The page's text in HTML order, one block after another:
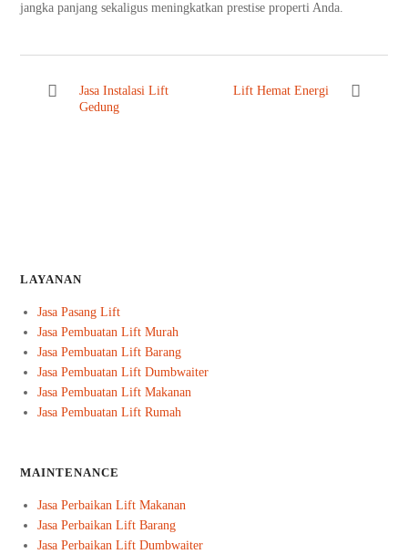
jangka panjang sekaligus meningkatkan prestise properti Anda.
Jasa Instalasi Lift
Gedung
Lift Hemat Energi
LAYANAN
Jasa Pasang Lift
Jasa Pembuatan Lift Murah
Jasa Pembuatan Lift Barang
Jasa Pembuatan Lift Dumbwaiter
Jasa Pembuatan Lift Makanan
Jasa Pembuatan Lift Rumah
MAINTENANCE
Jasa Perbaikan Lift Makanan
Jasa Perbaikan Lift Barang
Jasa Perbaikan Lift Dumbwaiter